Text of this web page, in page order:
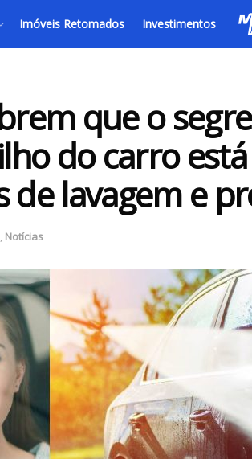
Imóveis Retomados Investimentos
que o
do carro
de lavagem e
, Notícias